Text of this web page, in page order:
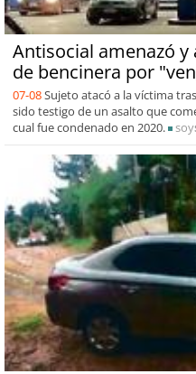
Antisocial amenazó
de bencinera por
07-08Sujeto atacó a la víctima
sido testigo de un asalto que
cual fue condenado en 2020.
soy